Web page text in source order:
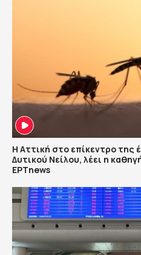
Η Αττική στο επίκεντρο της
Δυτικού Νείλου, λέει η
ΕΡΤnews